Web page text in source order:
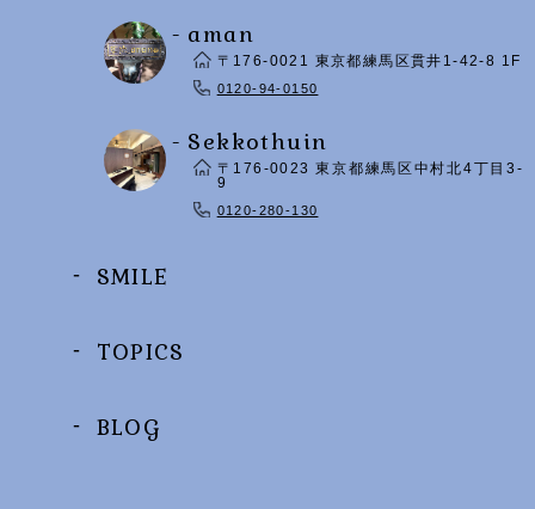
- aman
〒176-0021 東京都練馬区貫井1-42-8 1F
0120-94-0150
- Sekkothuin
〒176-0023 東京都練馬区中村北4丁目3-
9
0120-280-130
SMILE
TOPICS
BLOG